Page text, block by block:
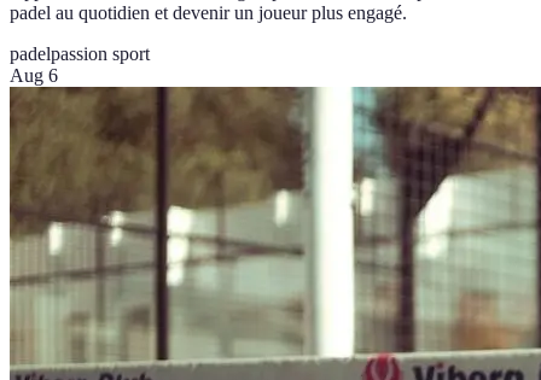
padel au quotidien et devenir un joueur plus engagé.
padelpassion sport
Aug 6